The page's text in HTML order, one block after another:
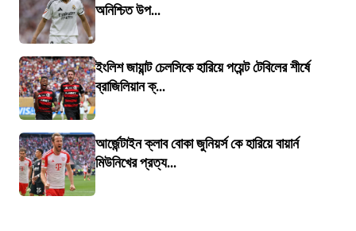
অনিশ্চিত উপ...
ইংলিশ জায়ান্ট চেলসিকে হারিয়ে পয়েন্ট টেবিলের শীর্ষে
ব্রাজিলিয়ান ক্...
আর্জেন্টাইন ক্লাব বোকা জুনিয়র্স কে হারিয়ে বায়ার্ন
মিউনিখের প্রত্য...